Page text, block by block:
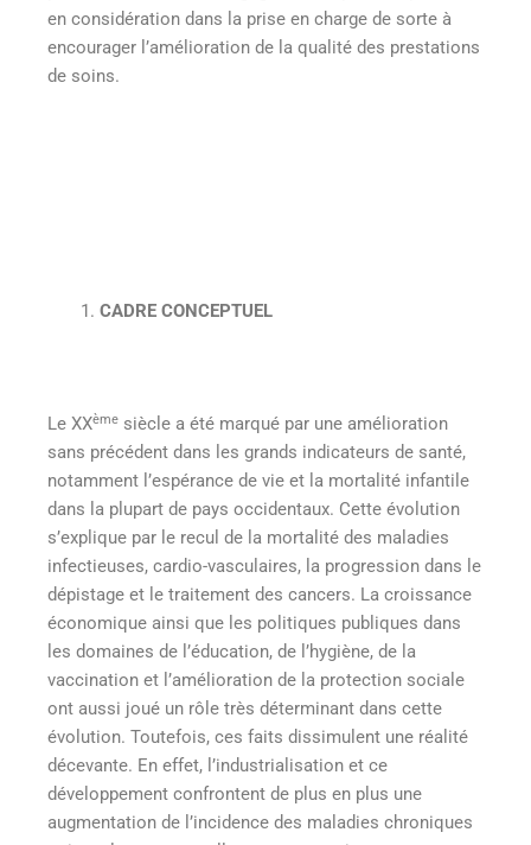
en considération dans la prise en charge de sorte à
encourager l’amélioration de la qualité des prestations
de soins.
CADRE CONCEPTUEL
Le XXème siècle a été marqué par une amélioration
sans précédent dans les grands indicateurs de santé,
notamment l’espérance de vie et la mortalité infantile
dans la plupart de pays occidentaux. Cette évolution
s’explique par le recul de la mortalité des maladies
infectieuses, cardio-vasculaires, la progression dans le
dépistage et le traitement des cancers. La croissance
économique ainsi que les politiques publiques dans
les domaines de l’éducation, de l’hygiène, de la
vaccination et l’amélioration de la protection sociale
ont aussi joué un rôle très déterminant dans cette
évolution. Toutefois, ces faits dissimulent une réalité
décevante. En effet, l’industrialisation et ce
développement confrontent de plus en plus une
augmentation de l’incidence des maladies chroniques